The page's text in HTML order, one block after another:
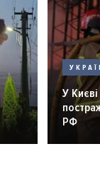
У Києві
РФ